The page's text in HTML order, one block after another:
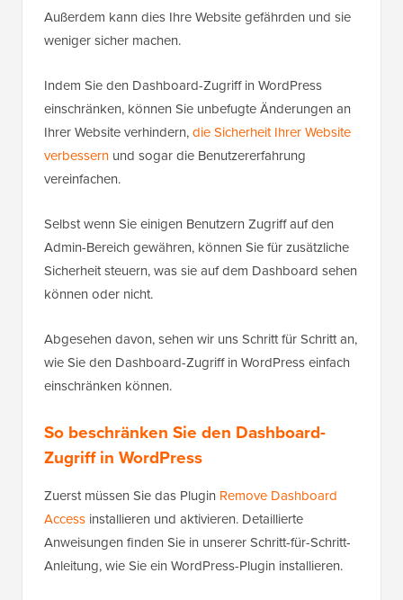
Außerdem kann dies Ihre Website gefährden und sie
weniger sicher machen.
Indem Sie den Dashboard-Zugriff in WordPress
einschränken, können Sie unbefugte Änderungen an
Ihrer Website verhindern,die Sicherheit Ihrer Website
verbessern und sogar die Benutzererfahrung
vereinfachen.
Selbst wenn Sie einigen Benutzern Zugriff auf den
Admin-Bereich gewähren, können Sie für zusätzliche
Sicherheit steuern, was sie auf dem Dashboard sehen
können oder nicht.
Abgesehen davon, sehen wir uns Schritt für Schritt an,
wie Sie den Dashboard-Zugriff in WordPress einfach
einschränken können.
So beschränken Sie den Dashboard-
Zugriff in WordPress
Zuerst müssen Sie das Plugin Remove Dashboard
Access installieren und aktivieren. Detaillierte
Anweisungen finden Sie in unserer Schritt-für-Schritt-
Anleitung, wie Sie ein WordPress-Plugin installieren.